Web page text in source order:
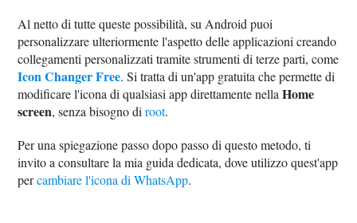
Al netto di tutte queste possibilità, su Android puoi
personalizzare ulteriormente l'aspetto delle applicazioni creando
collegamenti personalizzati tramite strumenti di terze parti, come
Icon Changer Free. Si tratta di un'app gratuita che permette di
modificare l'icona di qualsiasi app direttamente nellaHome
screen, senza bisogno diroot.
Per una spiegazione passo dopo passo di questo metodo, ti
invito a consultare la mia guida dedicata, dove utilizzo quest'app
percambiare l'icona di WhatsApp.